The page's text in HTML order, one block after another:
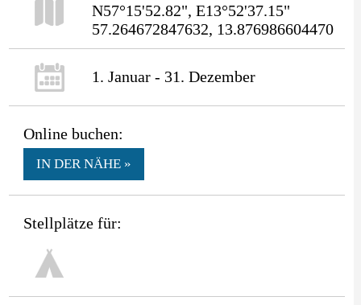
N57°15'52.82", E13°52'37.15"
57.264672847632, 13.876986604470
1. Januar - 31. Dezember
Online buchen:
IN DER NÄHE »
Stellplätze für: